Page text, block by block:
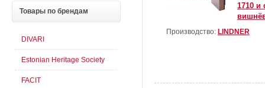
1710 и
Производство: LINDNER
Товары по брендам
DIVARI
Estonian Heritage Society
FACIT